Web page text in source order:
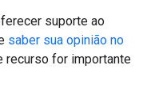
suporte ao
saber sua opinião no
recurso for importante